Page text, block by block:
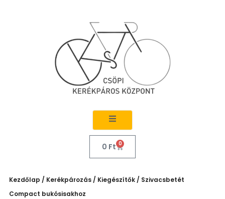
0 Ft 0
Kezdőlap / Kerékpározás / Kiegészítők / Szivacsbetét
Compact bukósisakhoz